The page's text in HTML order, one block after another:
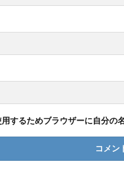
するためブラウザーに自分の